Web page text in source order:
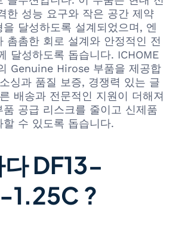
한 성능 요구와 작은 공간 제약
을 달성하도록 설계되었으며, 엔
촘촘한 회로 설계와 안정적인 전
달성하도록 돕습니다. ICHOME
Genuine Hirose 부품을 제공합
싱과 품질 보증, 경쟁력 있는 글
배송과 전문적인 지원이 더해져
품 공급 리스크를 줄이고 신제품
할 수 있도록 돕습니다.
DF13-
1.25C ?